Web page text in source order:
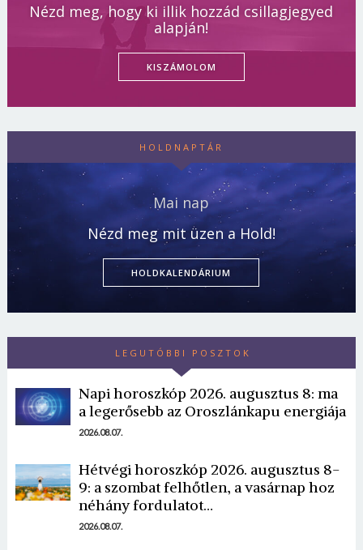
Nézd meg, hogy ki illik hozzád csillagjegyed
alapján!
KISZÁMOLOM
HOLDNAPTÁR
Mai nap
Nézd meg mit üzen a Hold!
HOLDKALENDÁRIUM
LEGUTÓBBI POSZTOK
Napi horoszkóp 2026. augusztus 8: ma
a legerősebb az Oroszlánkapu energiája
2026.08.07.
Hétvégi horoszkóp 2026. augusztus 8-
9: a szombat felhőtlen, a vasárnap hoz
néhány fordulatot…
2026.08.07.
Borsonline bejelentkezés
E-mail cím vagy felhasználónév